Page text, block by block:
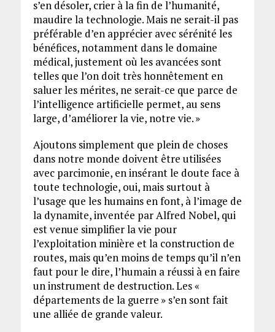
s’en désoler, crier à la fin de l’humanité,
maudire la technologie. Mais ne serait-il pas
préférable d’en apprécier avec sérénité les
bénéfices, notamment dans le domaine
médical, justement où les avancées sont
telles que l’on doit très honnêtement en
saluer les mérites, ne serait-ce que parce de
l’intelligence artificielle permet, au sens
large, d’améliorer la vie, notre vie. »
Ajoutons simplement que plein de choses
dans notre monde doivent être utilisées
avec parcimonie, en insérant le doute face à
toute technologie, oui, mais surtout à
l’usage que les humains en font, à l’image de
la dynamite, inventée par Alfred Nobel, qui
est venue simplifier la vie pour
l’exploitation minière et la construction de
routes, mais qu’en moins de temps qu’il n’en
faut pour le dire, l’humain a réussi à en faire
un instrument de destruction. Les «
départements de la guerre » s’en sont fait
une alliée de grande valeur.